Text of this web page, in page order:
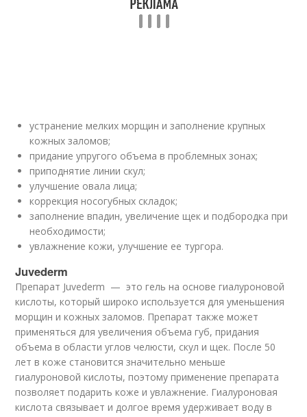
устранение мелких морщин и заполнение крупных
кожных заломов;
придание упругого объема в проблемных зонах;
приподнятие линии скул;
улучшение овала лица;
коррекция носогубных складок;
заполнение впадин, увеличение щек и подбородка при
необходимости;
увлажнение кожи, улучшение ее тургора.
Juvederm
Препарат Juvederm — это гель на основе гиалуроновой
кислоты, который широко используется для уменьшения
морщин и кожных заломов. Препарат также может
применяться для увеличения объема губ, придания
объема в области углов челюсти, скул и щек. После 50
лет в коже становится значительно меньше
гиалуроновой кислоты, поэтому применение препарата
позволяет подарить коже и увлажнение. Гиалуроновая
кислота связывает и долгое время удерживает воду в